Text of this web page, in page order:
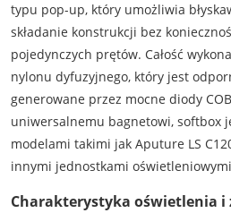
typu pop-up, który umożliwia
składanie konstrukcji bez
pojedynczych prętów. Całość
nylonu dyfuzyjnego, który jest
generowane przez mocne diody
uniwersalnemu bagnetowi, softbox
modelami takimi jak Aputure LS
innymi jednostkami
Charakterystyka oświetlenia i